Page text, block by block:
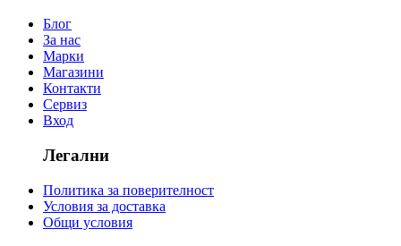
Блог
За нас
Марки
Магазини
Контакти
Сервиз
Вход
Легални
Политика за поверителност
Условия за доставка
Общи условия